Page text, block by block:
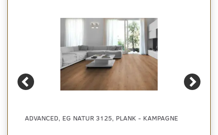
ADVANCED, EG NATUR 3125, PLANK - KAMPAGNE